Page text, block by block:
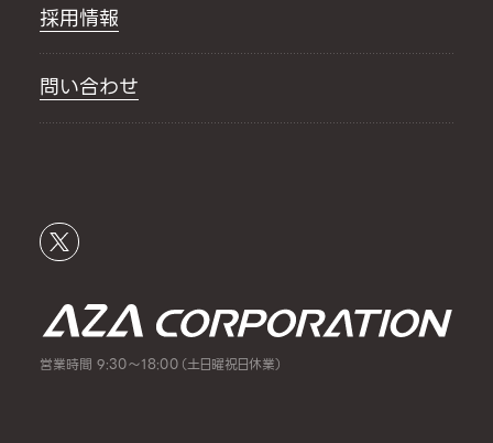
採用情報
問い合わせ
営業時間 9:30～18:00（土日曜祝日休業）